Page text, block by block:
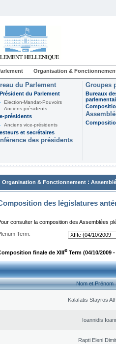
Organisation &
du Parlement
du Parlement
Election-Mandat-Pouvoirs
Anciens présidents
présidents
Anciens vice-présidents
et secrétaires
des présidents
Groupes
Bureaux
Organisation & Fonctionnement :
des législatures
consulter la composition des Assemblées
Term:
finale de XIIIe Term (04/10/2009 -
Nom et Prénom
Kalafatis Stayros
Ioannidis
Rapti Eleni